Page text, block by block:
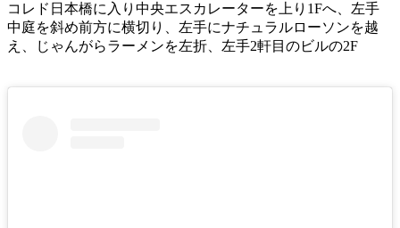
コレド日本橋に入り中央エスカレーターを上り1Fへ、左手
中庭を斜め前方に横切り、左手にナチュラルローソンを越
え、じゃんがらラーメンを左折、左手2軒目のビルの2F